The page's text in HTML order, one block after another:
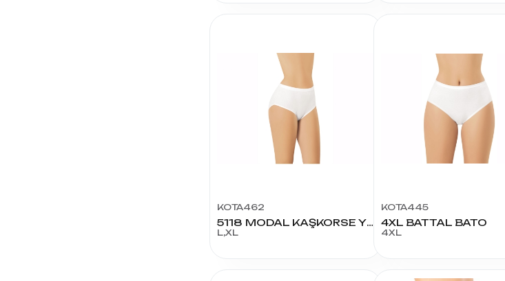
KOTA462
5118 MODAL KAŞKORSE YÜKSEL BEL BATO
L,XL
KOTA445
4XL BATTAL BATO
4XL